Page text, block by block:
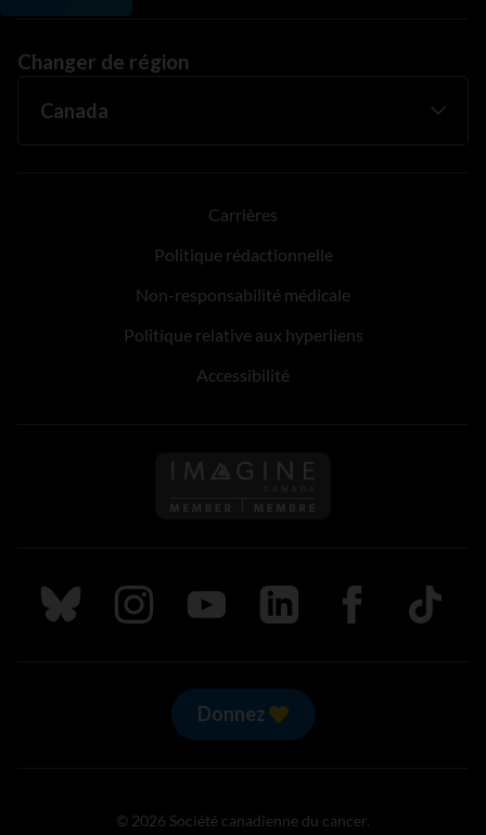
Changer de région
Carrières
Politique rédactionnelle
Non-responsabilité médicale
Politique relative aux hyperliens
Accessibilité
Suivez nous sur Bluesky
Suivez nous sur Instagram
Suivez nous sur Youtube
Suivez nous sur LinkedIn
Suivez nous sur
TikTok
Donnez
© 2026 Société canadienne du cancer.